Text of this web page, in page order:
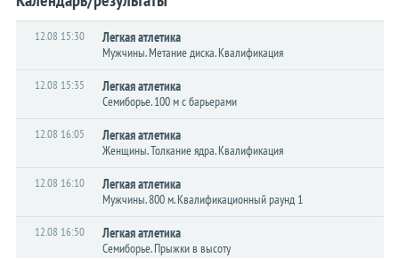
12.08 15:30 Легкая атлетика
Мужчины. Метание диска. Квалификация
12.08 15:35 Легкая атлетика
Семиборье. 100 м с барьерами
12.08 16:05 Легкая атлетика
Женщины. Толкание ядра. Квалификация
12.08 16:10 Легкая атлетика
Мужчины. 800 м. Квалификационный раунд 1
12.08 16:50 Легкая атлетика
Семиборье. Прыжки в высоту